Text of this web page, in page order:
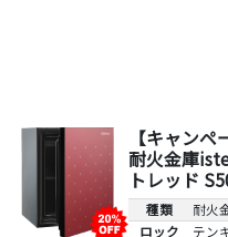
【キャン
耐火金庫
トレッド
種類
耐火
ロック
テン